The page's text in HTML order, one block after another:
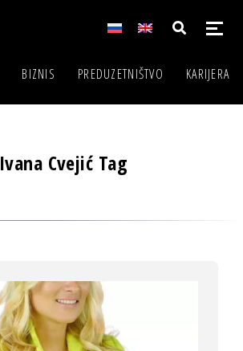
BIZNIS PREDUZETNIŠTVO KARIJERA
Ivana Cvejić Tag